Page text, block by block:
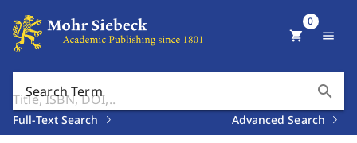
Search Term search
Full-Text Search Advanced Search
shopping_cart
0
menu